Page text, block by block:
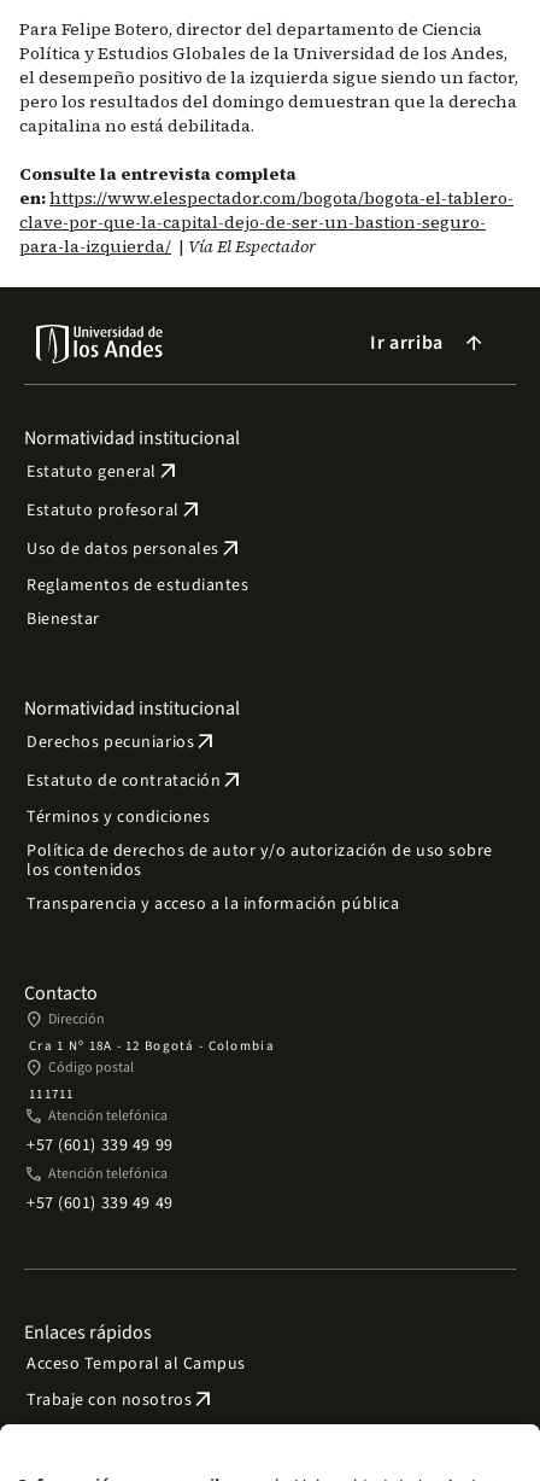
Para Felipe Botero, director del departamento de Ciencia
Política y Estudios Globales de la Universidad de los Andes,
el desempeño positivo de la izquierda sigue siendo un factor,
pero los resultados del domingo demuestran que la derecha
capitalina no está debilitada.
Consulte la entrevista completa
en:https://www.elespectador.com/bogota/bogota-el-tablero-
clave-por-que-la-capital-dejo-de-ser-un-bastion-seguro-
para-la-izquierda/ | Vía El Espectador
Ir arriba arrow_forward
Normatividad institucional
Estatuto general arrow_outward
Estatuto profesoral arrow_outward
Uso de datos personales arrow_outward
Reglamentos de estudiantes
Bienestar
Normatividad institucional
Derechos pecuniariosarrow_outward
Estatuto de contratación arrow_outward
Términos y condiciones
Política de derechos de autor y/o autorización de uso sobre
los contenidos
Transparencia y acceso a la información pública
Contacto
place Dirección
Cra 1 Nº 18A - 12 Bogotá - Colombia
place Código postal
111711
phone Atención telefónica
+57 (601) 339 49 99
phone Atención telefónica
+57 (601) 339 49 49
Enlaces rápidos
Acceso Temporal al Campus
Trabaje con nosotrosarrow_outward
Preguntas frecuentes